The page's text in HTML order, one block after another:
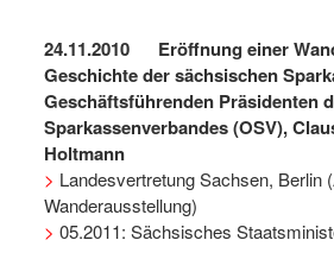
24.11.2010 Eröffnung einer
Geschichte der sächsischen
Geschäftsführenden Präsidenten
Sparkassenverbandes (OSV),
Holtmann
> Landesvertretung Sachsen, Berlin
Wanderausstellung)
> 05.2011: Sächsisches